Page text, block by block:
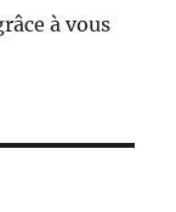
à vous